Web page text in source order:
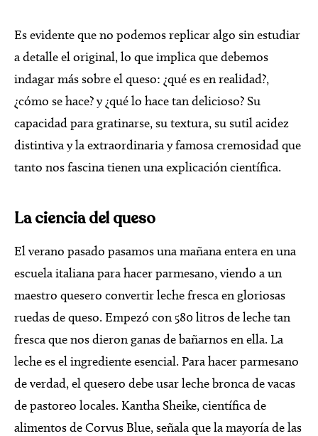
Es evidente que no podemos replicar algo sin estudiar
a detalle el original, lo que implica que debemos
indagar más sobre el queso: ¿qué es en realidad?,
¿cómo se hace? y ¿qué lo hace tan delicioso? Su
capacidad para gratinarse, su textura, su sutil acidez
distintiva y la extraordinaria y famosa cremosidad que
tanto nos fascina tienen una explicación científica.
La ciencia del queso
El verano pasado pasamos una mañana entera en una
escuela italiana para hacer parmesano, viendo a un
maestro quesero convertir leche fresca en gloriosas
ruedas de queso. Empezó con 580 litros de leche tan
fresca que nos dieron ganas de bañarnos en ella. La
leche es el ingrediente esencial. Para hacer parmesano
de verdad, el quesero debe usar leche bronca de vacas
de pastoreo locales. Kantha Sheike, científica de
alimentos de Corvus Blue, señala que la mayoría de las